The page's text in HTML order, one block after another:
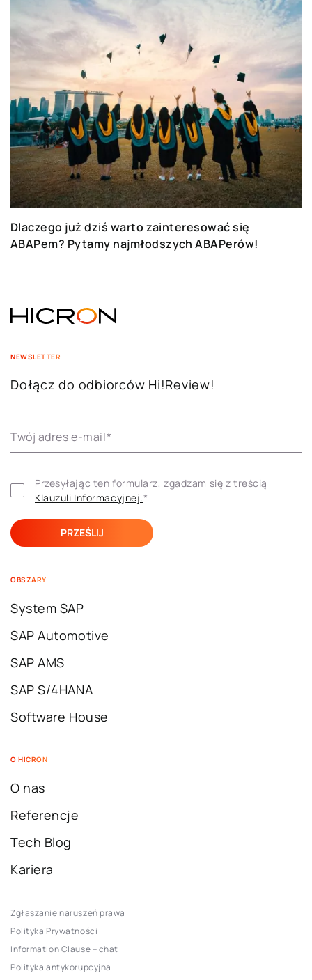
Dlaczego już dziś warto zainteresować się
ABAPem? Pytamy najmłodszych ABAPerów!
NEWSLETTER
Dołącz do odbiorców Hi!Review!
Twój adres e-mail*
Klauzuli ​​Informacyjnej.*
OBSZARY
System SAP
SAP Automotive
SAP AMS
SAP S/4HANA
Software House
O HICRON
O nas
Referencje
Tech Blog
Kariera
Zgłaszanie naruszeń prawa
Polityka Prywatności
Information Clause – chat
Polityka antykorupcyjna